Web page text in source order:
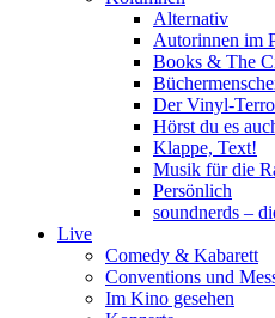
Alternativ
Autorinnen im
Books & The
Der Vinyl-
Hörst du es
Klappe, Text!
Musik für die
Persönlich
soundnerds –
Live
Comedy & Kabarett
Conventions und
Im Kino gesehen